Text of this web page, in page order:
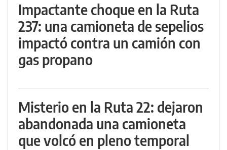
Impactante choque en la Ruta
237: una camioneta de sepelios
impactó contra un camión con
gas propano
Misterio en la Ruta 22: dejaron
abandonada una camioneta
que volcó en pleno temporal